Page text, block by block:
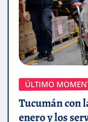
ÚLTIMO
Tucumán con
enero y los